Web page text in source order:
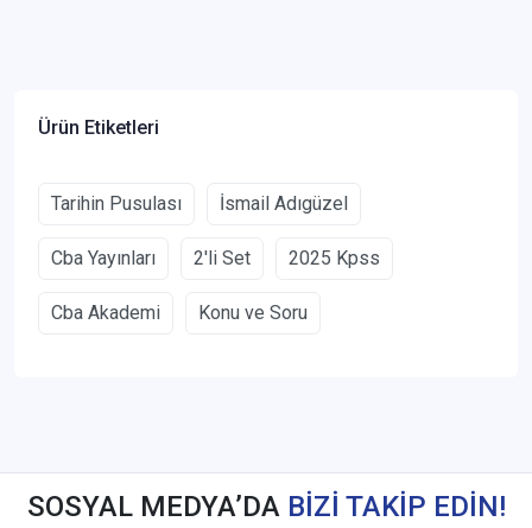
Ürün Etiketleri
Tarihin Pusulası İsmail Adıgüzel
Cba Yayınları 2'li Set 2025 Kpss
Cba Akademi Konu ve Soru
SOSYAL MEDYA’DA BİZİ TAKİP EDİN!